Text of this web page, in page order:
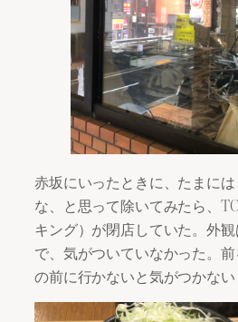
赤坂にいったときに、たまに
な、と思って除いてみたら、
キング）が閉店していた。外
で、気がついていなかった。
の前に行かないと気がつかない